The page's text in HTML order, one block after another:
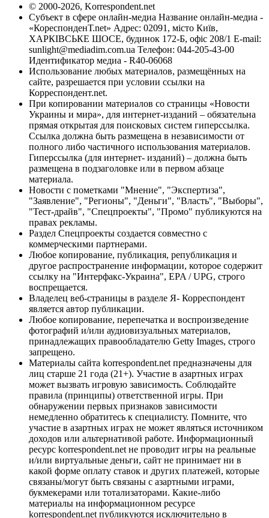
© 2000-2026, Korrespondent.net
Субъект в сфере онлайн-медиа Название онлайн-медиа -
«КореспонденТ.net» Адрес: 02091, місто Київ,
ХАРКІВСЬКЕ ШОСЕ, будинок 172-Б, офіс 208/1 E-mail:
sunlight@mediadim.com.ua Телефон: 044-205-43-00
Идентификатор медиа - R40-06068
Использование любых материалов, размещённых на
сайте, разрешается при условии ссылки на
Корреспондент.net.
При копировании материалов со страницы «Новости
Украины и мира», для интернет-изданий – обязательна
прямая открытая для поисковых систем гиперссылка.
Ссылка должна быть размещена в независимости от
полного либо частичного использования материалов.
Гиперссылка (для интернет- изданий) – должна быть
размещена в подзаголовке или в первом абзаце
материала.
Новости с пометками "Мнение", "Экспертиза",
"Заявление", "Регионы", "Деньги", "Власть", "Выборы",
"Тест-драйв", "Спецпроекты", "Промо" публикуются на
правах рекламы.
Раздел Спецпроекты создается совместно с
коммерческими партнерами.
Любое копирование, публикация, републикация и
другое распространение информации, которое содержит
ссылку на "Интерфакс-Украина", EPA / UPG, строго
воспрещается.
Владелец веб-страницы в разделе Я- Корреспондент
является автор публикации.
Любое копирование, перепечатка и воспроизведение
фотографий и/или аудиовизуальных материалов,
принадлежащих правообладателю Getty Images, строго
запрещено.
Материалы сайта korrespondent.net предназначены для
лиц старше 21 года (21+). Участие в азартных играх
может вызвать игровую зависимость. Соблюдайте
правила (принципы) ответственной игры. При
обнаружении первых признаков зависимости
немедленно обратитесь к специалисту. Помните, что
участие в азартных играх не может являться источником
доходов или альтернативой работе. Информационный
ресурс korrespondent.net не проводит игры на реальные
и/или виртуальные деньги, сайт не принимает ни в
какой форме оплату ставок и других платежей, которые
связаны/могут быть связаны с азартными играми,
букмекерами или тотализаторами. Какие-либо
материалы на информационном ресурсе
korrespondent.net публикуются исключительно в